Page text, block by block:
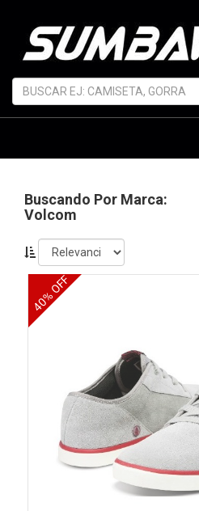
Buscando Por Marca:
Volcom
40% OFF